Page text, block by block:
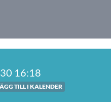
16:18
TILL I KALENDER